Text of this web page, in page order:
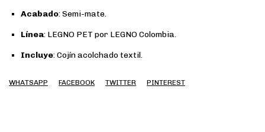
Acabado: Semi-mate.
Línea: LEGNO PET por LEGNO Colombia.
Incluye: Cojín acolchado textil.
WHATSAPP FACEBOOK TWITTER PINTEREST